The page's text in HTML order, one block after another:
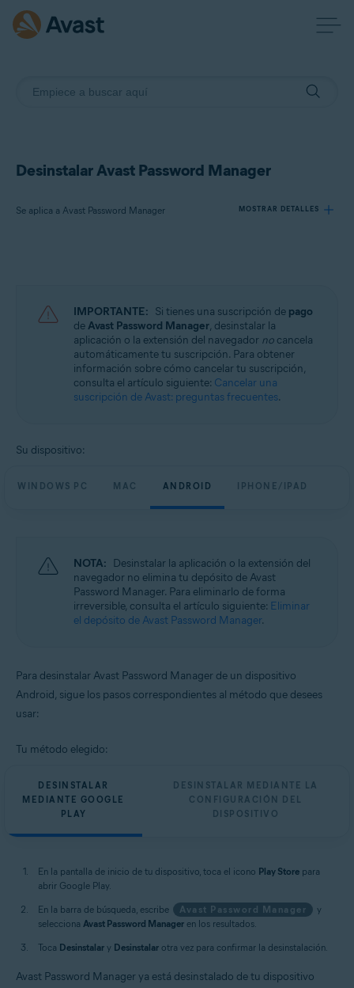
Desinstalar Avast Password Manager
Se aplica a Avast Password Manager MOSTRAR DETALLES
Sistemas operativos:
Windows, macOS, Android y iOS
IMPORTANTE: Si tienes una suscripción de pago
deAvast Password Manager, desinstalar la
aplicación o la extensión del navegador no cancela
automáticamente tu suscripción. Para obtener
información sobre cómo cancelar tu suscripción,
consulta el artículo siguiente: Cancelar una
suscripción de Avast: preguntas frecuentes.
Su dispositivo:
WINDOWS PC MAC ANDROID IPHONE/IPAD
NOTA: Desinstalar la aplicación o la extensión del
navegador no elimina tu depósito de Avast
Password Manager. Para eliminarlo de forma
irreversible, consulta el artículo siguiente: Eliminar
el depósito de Avast Password Manager.
Para desinstalar Avast Password Manager de un dispositivo
Android, sigue los pasos correspondientes al método que desees
usar:
Tu método elegido:
DESINSTALAR
MEDIANTE GOOGLE
PLAY
DESINSTALAR MEDIANTE LA
CONFIGURACIÓN DEL
DISPOSITIVO
En la pantalla de inicio de tu dispositivo, toca el icono Play Store para
abrir Google Play.
En la barra de búsqueda, escribe
Avast Password Manager
y
selecciona Avast Password Manager en los resultados.
Toca Desinstalar y Desinstalar otra vez para confirmar la desinstalación.
Avast Password Manager ya está desinstalado de tu dispositivo